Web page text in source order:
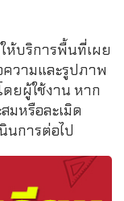
ห้บริการพื้นที่เผย
วามและรูปภาพ
ยผู้ใช้งาน หาก
มหรือละเมิด
นการต่อไป